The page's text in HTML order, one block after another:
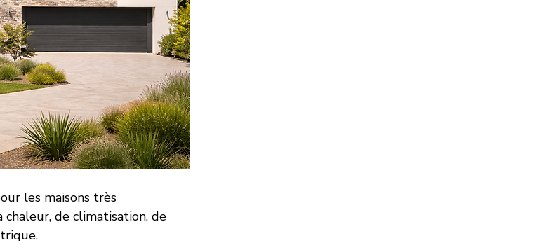
les maisons très
de climatisation, de